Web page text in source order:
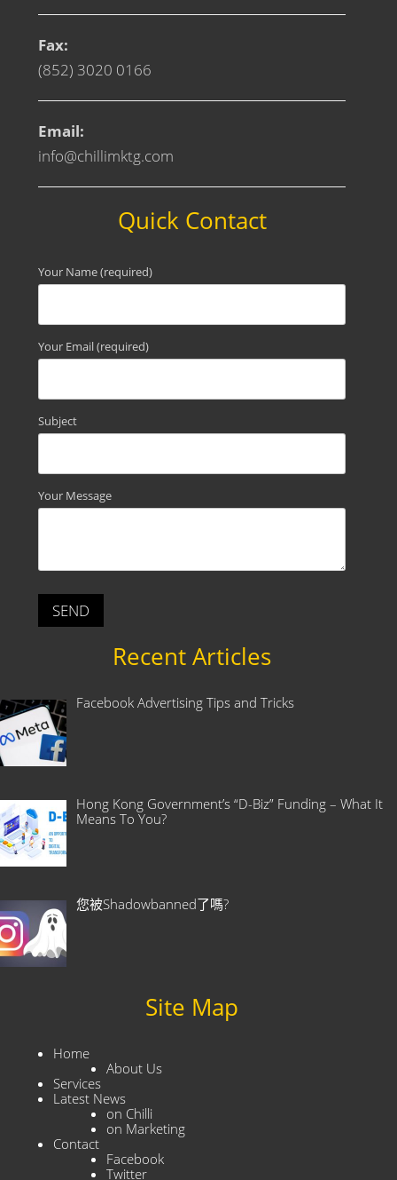
Fax:
(852) 3020 0166
Email:
info@chillimktg.com
Quick Contact
Your Name (required)
Your Email (required)
Subject
Your Message
Recent Articles
Facebook Advertising Tips and Tricks
Hong Kong Government’s “D-Biz” Funding – What It
Means To You?
您被Shadowbanned了嗎?
Site Map
Home
About Us
Services
Latest News
on Chilli
on Marketing
Contact
Facebook
Twitter